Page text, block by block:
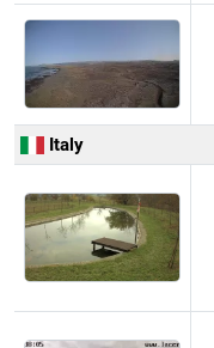
Italy